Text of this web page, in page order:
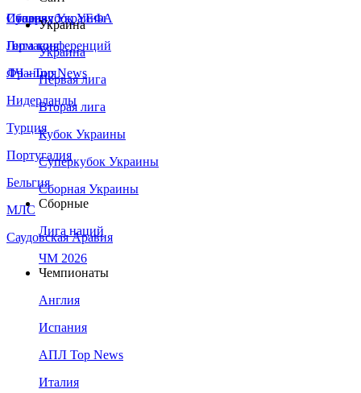
Сборная Украины
Италия
Германия
Франция
Нидерланды
Турция
Португалия
Бельгия
МЛС
Саудовская Аравия
Суперкубок УЕФА
Лига конференций
ЛЧ - Top News
Украина
Украина
Первая лига
Вторая лига
Кубок Украины
Суперкубок Украины
Сборная Украины
Сборные
Лига наций
ЧМ 2026
Чемпионаты
Англия
Испания
АПЛ Top News
Италия